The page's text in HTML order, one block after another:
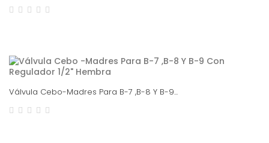
Válvula Cebo-Madres Para B-7 ,B-8 Y B-9...